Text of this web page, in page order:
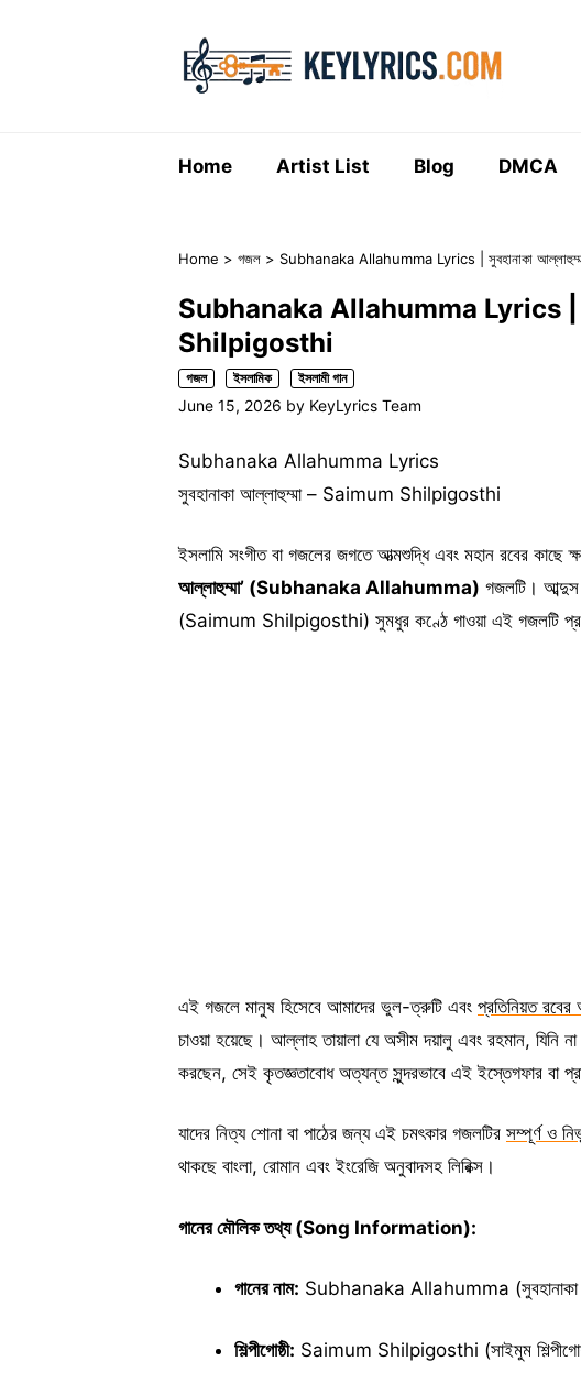
Home Artist List Blog DMCA
Home > গজল > Subhanaka Allahumma Lyrics | সুবহানাকা
Subhanaka Allahumma Lyrics |
Shilpigosthi
গজল ইসলামিক ইসলামী গান
June 15, 2026 by KeyLyrics Team
Subhanaka Allahumma Lyrics
সুবহানাকা আল্লাহুম্মা – Saimum Shilpigosthi
ইসলামি সংগীত বা গজলের জগতে আত্মশুদ্ধি এবং মহান রবের কাছে
আল্লাহুম্মা’ (Subhanaka Allahumma) গজলটি। আব্দুস
(Saimum Shilpigosthi) সুমধুর কণ্ঠে গাওয়া এই গজলটি
এই গজলে মানুষ হিসেবে আমাদের ভুল-ত্রুটি এবং প্রতিনিয়ত রবের
চাওয়া হয়েছে। আল্লাহ তায়ালা যে অসীম দয়ালু এবং রহমান, যিনি
করছেন, সেই কৃতজ্ঞতাবোধ অত্যন্ত সুন্দরভাবে এই ইস্তেগফার বা
যাদের নিত্য শোনা বা পাঠের জন্য এই চমৎকার গজলটির সম্পূর্ণ ও
থাকছে বাংলা, রোমান এবং ইংরেজি অনুবাদসহ লিরিক্স।
গানের মৌলিক তথ্য (Song Information):
গানের নাম: Subhanaka Allahumma (সুবহানাকা
শিল্পীগোষ্ঠী: Saimum Shilpigosthi (সাইমুম